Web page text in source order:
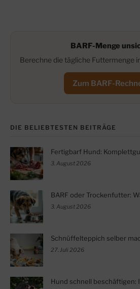
BARF-Menge
Berechne die tägliche Futtermenge
Zum BARF-
DIE BELIEBTESTEN BEITRÄGE
Fertigbarf Hund:
3. August 2026
BARF oder Trockenfutter:
3. August 2026
Schnüffelteppich selber
27. Juli 2026
Hund schnell beschäftigen: